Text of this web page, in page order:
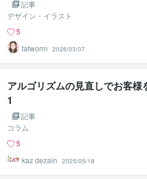
記事
デザイン・イラスト
5
fatworm
2026/03/07
アルゴリズムの見直しでお客様
1
記事
コラム
5
kaz dezain
2025/05/18